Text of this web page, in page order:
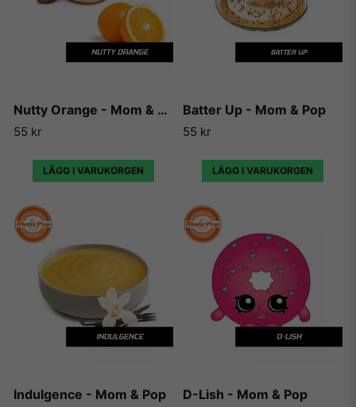
Nutty Orange - Mom & Pop
55 kr
LÄGG I VARUKORGEN
Batter Up - Mom & Pop
55 kr
LÄGG I VARUKORGEN
Indulgence - Mom & Pop D-Lish - Mom & Pop